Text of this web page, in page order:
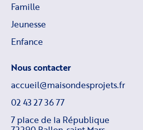
Famille
Jeunesse
Enfance
Nous contacter
accueil@maisondesprojets.fr
02 43 27 36 77
7 place de la République